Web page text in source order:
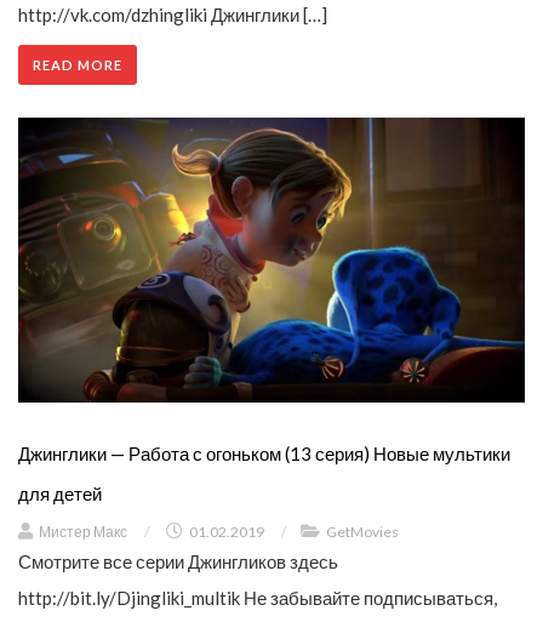
http://vk.com/dzhingliki Джинглики […]
READ MORE
Джинглики — Работа с огоньком (13 серия) Новые мультики
для детей
Мистер Макс / 01.02.2019 / GetMovies
Смотрите все серии Джингликов здесь
http://bit.ly/Djingliki_multik Не забывайте подписываться,